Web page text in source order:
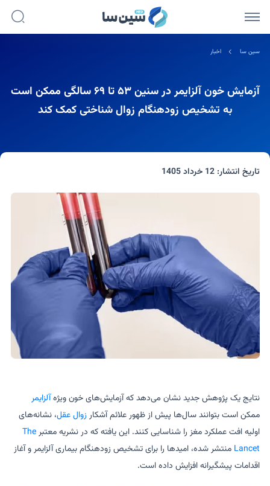
سین سا اخبار
آزمایش خون آلزایمر در سنین ۵۳ تا ۶۹ سالگی ممکن است
به تشخیص زودهنگام زوال شناختی کمک کند
تاریخ انتشار:12 خرداد 1405
نتایج یک پژوهش جدید نشان می‌دهد که آزمایش‌های خون ویژهآلزایمر
ممکن است بتوانند سال‌ها پیش از ظهور علائم آشکار زوال عقل، نشانه‌های
اولیه افت عملکرد مغز را شناسایی کنند. این یافته که در نشریه معتبرThe
Lancet منتشر شده، امیدها را برای تشخیص زودهنگام بیماری آلزایمر و آغاز
اقدامات پیشگیرانه افزایش داده است.